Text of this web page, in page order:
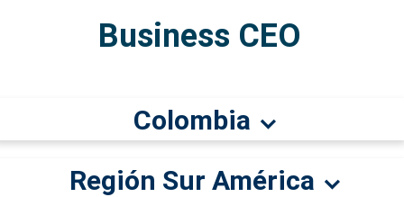
Business CEO
Colombia
Región Sur América